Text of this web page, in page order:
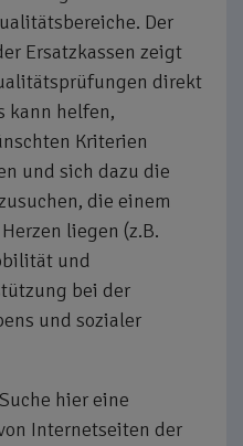
Der
Ersatzkassen zeigt
direkt
kann helfen,
Kriterien
und sich dazu die
die einem
liegen (z.B.
und
bei der
und sozialer
hier eine
Internetseiten der